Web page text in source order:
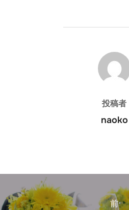
投稿者
投稿者
naoko
稿
前
前